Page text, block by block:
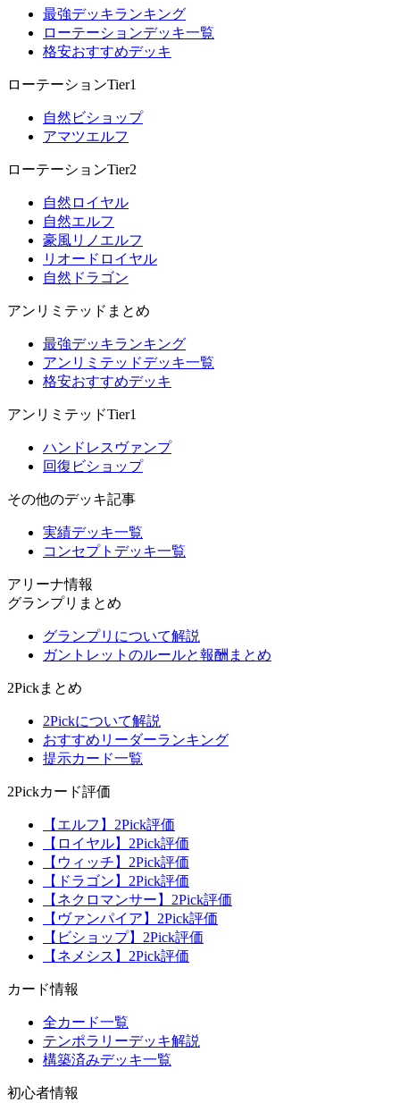
最強デッキランキング
ローテーションデッキ一覧
格安おすすめデッキ
ローテーションTier1
自然ビショップ
アマツエルフ
ローテーションTier2
自然ロイヤル
自然エルフ
豪風リノエルフ
リオードロイヤル
自然ドラゴン
アンリミテッドまとめ
最強デッキランキング
アンリミテッドデッキ一覧
格安おすすめデッキ
アンリミテッドTier1
ハンドレスヴァンプ
回復ビショップ
その他のデッキ記事
実績デッキ一覧
コンセプトデッキ一覧
アリーナ情報
グランプリまとめ
グランプリについて解説
ガントレットのルールと報酬まとめ
2Pickまとめ
2Pickについて解説
おすすめリーダーランキング
提示カード一覧
2Pickカード評価
【エルフ】2Pick評価
【ロイヤル】2Pick評価
【ウィッチ】2Pick評価
【ドラゴン】2Pick評価
【ネクロマンサー】2Pick評価
【ヴァンパイア】2Pick評価
【ビショップ】2Pick評価
【ネメシス】2Pick評価
カード情報
全カード一覧
テンポラリーデッキ解説
構築済みデッキ一覧
初心者情報